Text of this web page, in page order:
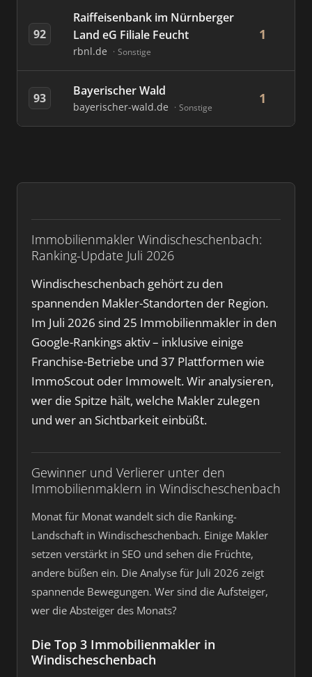
Immobilienmakler Windischeschenbach:
Ranking-Update Juli 2026
Windischeschenbach gehört zu den
spannenden Makler-Standorten der Region.
Im Juli 2026 sind 25 Immobilienmakler in den
Google-Rankings aktiv – inklusive einige
Franchise-Betriebe und 37 Plattformen wie
ImmoScout oder Immowelt. Wir analysieren,
wer die Spitze hält, welche Makler zulegen
und wer an Sichtbarkeit einbüßt.
Gewinner und Verlierer unter den
Immobilienmaklern in Windischeschenbach
Monat für Monat wandelt sich die Ranking-
Landschaft in Windischeschenbach. Einige Makler
setzen verstärkt in SEO und sehen die Früchte,
andere büßen ein. Die Analyse für Juli 2026 zeigt
spannende Bewegungen. Wer sind die Aufsteiger,
wer die Absteiger des Monats?
Die Top 3 Immobilienmakler in
Windischeschenbach
92
Raiffeisenbank im Nürnberger
Land eG Filiale Feucht
rbnl.de Sonstige
1
93 Bayerischer Wald
bayerischer-wald.de Sonstige
1